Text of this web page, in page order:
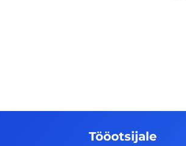
Tööotsijale